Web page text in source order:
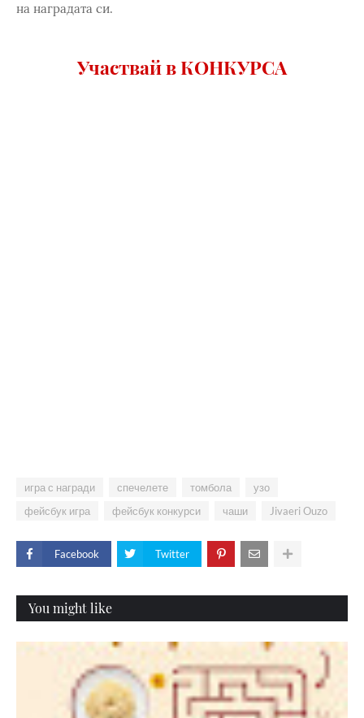
на наградата си.
Участвай в КОНКУРСА
игра с награди спечелете томбола
узо
фейсбук игра
фейсбук конкурси чаши Jivaeri Ouzo
Facebook Twitter
You might like